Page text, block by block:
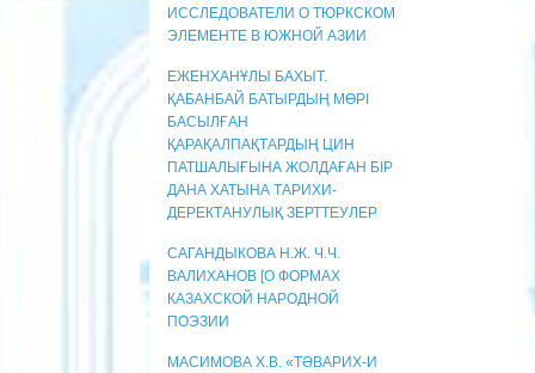
ИССЛЕДОВАТЕЛИ О ТЮРКСКОМ
ЭЛЕМЕНТЕ В ЮЖНОЙ АЗИИ
ЕЖЕНХАНҰЛЫ БАХЫТ.
ҚАБАНБАЙ БАТЫРДЫҢ МӨРІ
БАСЫЛҒАН
ҚАРАҚАЛПАҚТАРДЫҢ ЦИН
ПАТШАЛЫҒЫНА ЖОЛДАҒАН БІР
ДАНА ХАТЫНА ТАРИХИ-
ДЕРЕКТАНУЛЫҚ ЗЕРТТЕУЛЕР
САГАНДЫКОВА Н.Ж. Ч.Ч.
ВАЛИХАНОВ [О ФОРМАХ
КАЗАХСКОЙ НАРОДНОЙ
ПОЭЗИИ
МАСИМОВА Х.В. «ТӘВАРИХ-И